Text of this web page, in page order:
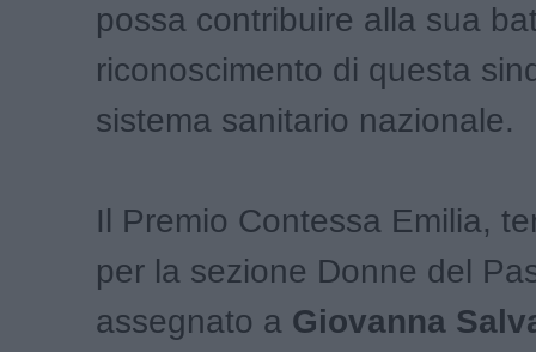
possa contribuire alla sua
riconoscimento di questa
sistema sanitario nazionale.
Il Premio Contessa Emilia,
per la sezione Donne del
assegnato a Giovanna